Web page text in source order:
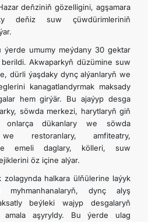
deňziniň gözelligini, agşamara
deňiz suw çüwdürimleriniň
ýerde umumy meýdany 30 gektar
Akwaparkyň düzümine suw
dürli ýaşdaky dynç alýanlaryň we
kanagatlandyrmak maksady
hem girýär. Bu ajaýyp desga
söwda merkezi, harytlaryň giň
onlarça dükanlary we söwda
restoranlary, amfiteatry,
de emeli daglary, kölleri, suw
öz içine alýar.
zolagynda halkara ülňülerine laýyk
dynç alyş
beýleki wajyp desgalaryň
amala aşyryldy. Bu ýerde ulag